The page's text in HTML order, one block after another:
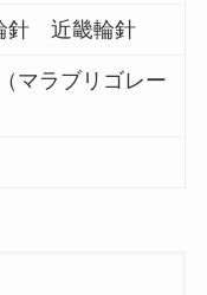
針 近畿輪針
マラブリゴレー